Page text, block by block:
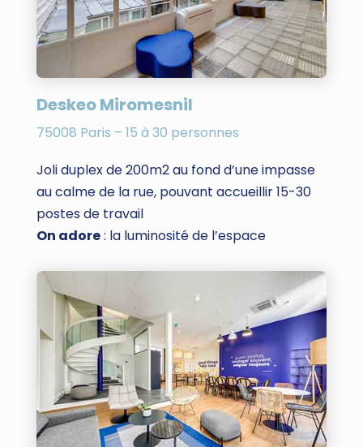
Deskeo Miromesnil
75008 Paris – 15 à 30 personnes
Joli duplex de 200m2 au fond d’une impasse
au calme de la rue, pouvant accueillir 15-30
postes de travail
On adore: la luminosité de l’espace